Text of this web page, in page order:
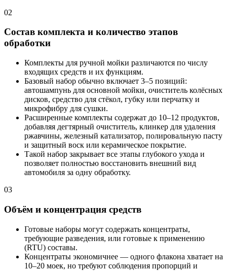
02
Состав комплекта и количество этапов
обработки
Комплекты для ручной мойки различаются по числу
входящих средств и их функциям.
Базовый набор обычно включает 3–5 позиций:
автошампунь для основной мойки, очиститель колёсных
дисков, средство для стёкол, губку или перчатку и
микрофибру для сушки.
Расширенные комплекты содержат до 10–12 продуктов,
добавляя дегтярный очиститель, клинкер для удаления
ржавчины, железный катализатор, полировальную пасту
и защитный воск или керамическое покрытие.
Такой набор закрывает все этапы глубокого ухода и
позволяет полностью восстановить внешний вид
автомобиля за одну обработку.
03
Объём и концентрация средств
Готовые наборы могут содержать концентраты,
требующие разведения, или готовые к применению
(RTU) составы.
Концентраты экономичнее — одного флакона хватает на
10–20 моек, но требуют соблюдения пропорций и